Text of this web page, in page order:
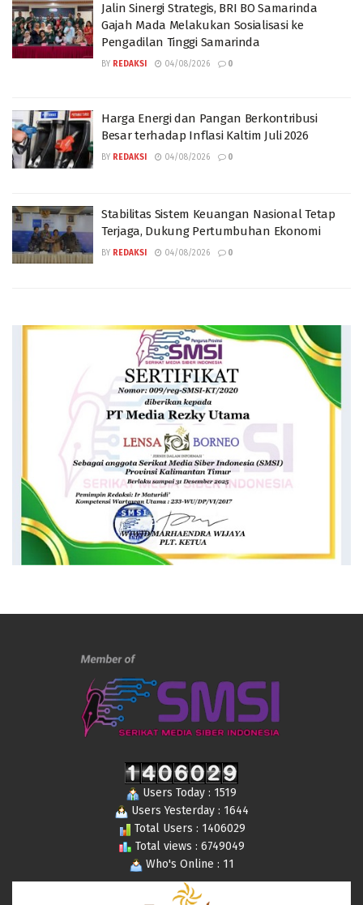
Jalin Sinergi Strategis, BRI BO Samarinda
Gajah Mada Melakukan Sosialisasi ke
Pengadilan Tinggi Samarinda
BY REDAKSI 04/08/2026 0
Harga Energi dan Pangan Berkontribusi
Besar terhadap Inflasi Kaltim Juli 2026
BY REDAKSI 04/08/2026 0
Stabilitas Sistem Keuangan Nasional Tetap
Terjaga, Dukung Pertumbuhan Ekonomi
BY REDAKSI 04/08/2026 0
Users Today : 1519
Users Yesterday : 1644
Total Users : 1406029
Total views : 6749049
Who's Online : 11